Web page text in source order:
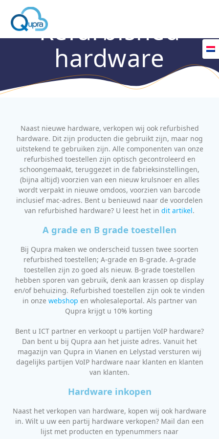
Refurbished
hardware
Naast nieuwe hardware, verkopen wij ook refurbished
hardware. Dit zijn producten die gebruikt zijn, maar nog
uitstekend te gebruiken zijn. Alle componenten van onze
refurbished toestellen zijn optisch gecontroleerd en
schoongemaakt, teruggezet in de fabrieksinstellingen,
(bijna altijd) voorzien van een nieuw krulsnoer en alles
wordt verpakt in nieuwe omdoos, voorzien van barcode
inclusief mac-adres. Bent u benieuwd naar de voordelen
van refurbished hardware? U leest het in dit artikel.
A grade en B grade toestellen
Bij Qupra maken we onderscheid tussen twee soorten
refurbished toestellen; A-grade en B-grade. A-grade
toestellen zijn zo goed als nieuw. B-grade toestellen
hebben sporen van gebruik, denk aan krassen op display
en/of behuizing. Refurbished toestellen zijn ook te vinden
in onze webshop en wholesaleportal. Als partner van
Qupra krijgt u 10% korting
Bent u ICT partner en verkoopt u partijen VoIP hardware?
Dan bent u bij Qupra aan het juiste adres. Vanuit het
magazijn van Qupra in Vianen en Lelystad versturen wij
dagelijks partijen VoIP hardware naar klanten en klanten
van klanten.
Hardware inkopen
Naast het verkopen van hardware, kopen wij ook hardware
in. Wilt u uw een partij hardware verkopen? Mail dan een
lijst met producten en typenummers naar